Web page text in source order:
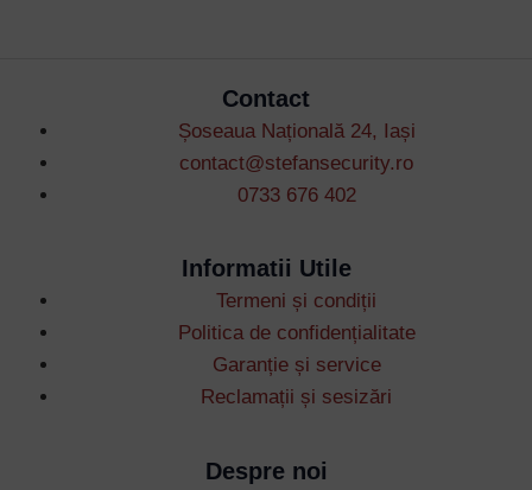
Contact
Șoseaua Națională 24, Iași
contact@stefansecurity.ro
0733 676 402
Informatii Utile
Termeni și condiții
Politica de confidențialitate
Garanție și service
Reclamații și sesizări
Despre noi
Username or Email Address